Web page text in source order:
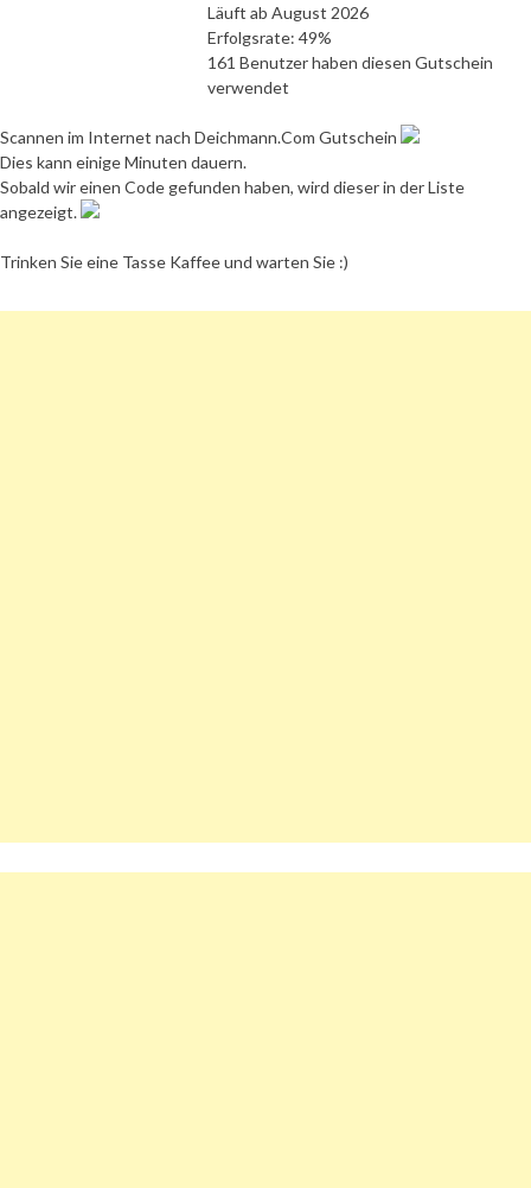
Läuft ab August 2026
Erfolgsrate: 49%
161 Benutzer haben diesen Gutschein
verwendet
Scannen im Internet nach Deichmann.Com Gutschein
Dies kann einige Minuten dauern.
Sobald wir einen Code gefunden haben, wird dieser in der Liste
angezeigt.
Trinken Sie eine Tasse Kaffee und warten Sie :)